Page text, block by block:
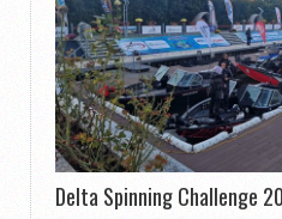
Delta Spinning Challenge